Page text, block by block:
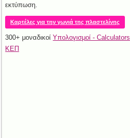
εκτύπωση.
Καρτέλες για την γωνιά της πλαστελίνης
300+ μοναδικοίΥπολογισμοί - Calculators
ΚΕΠ